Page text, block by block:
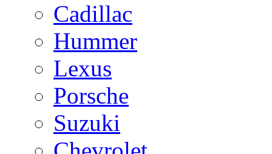
Cadillac
Hummer
Lexus
Porsche
Suzuki